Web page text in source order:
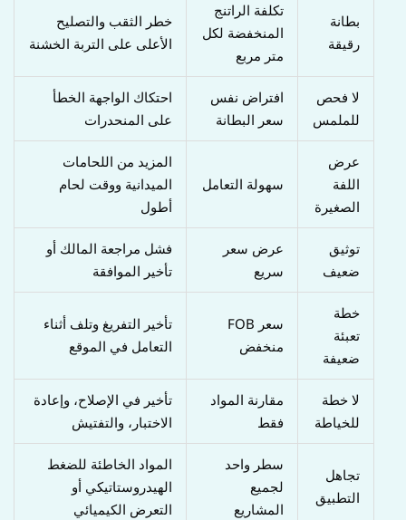
بطانة
رقيقة
تكلفة الراتنج
المنخفضة لكل
متر مربع
خطر الثقب والتصليح
الأعلى على التربة الخشنة
لا فحص
للملمس
افتراض نفس
سعر البطانة
احتكاك الواجهة الخطأ
على المنحدرات
عرض
اللفة
الصغيرة
سهولة التعامل
المزيد من اللحامات
الميدانية ووقت لحام
أطول
توثيق
ضعيف
عرض سعر
سريع
فشل مراجعة المالك أو
تأخير الموافقة
خطة
تعبئة
ضعيفة
سعر FOB
منخفض
تأخير التفريغ وتلف أثناء
التعامل في الموقع
لا خطة
للخياطة
مقارنة المواد
فقط
تأخير في الإصلاح، وإعادة
الاختبار، والتفتيش
تجاهل
التطبيق
سطر واحد
لجميع
المشاريع
المواد الخاطئة للضغط
الهيدروستاتيكي أو
التعرض الكيميائي